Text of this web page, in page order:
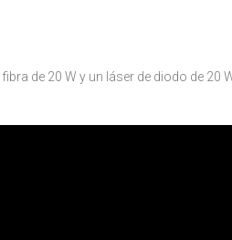
fibra de 20 W y un láser de diodo de